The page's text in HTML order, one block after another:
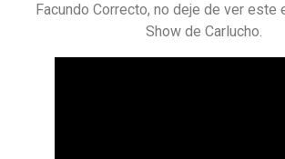
Facundo Correcto, no deje de ver este
Show de Carlucho.